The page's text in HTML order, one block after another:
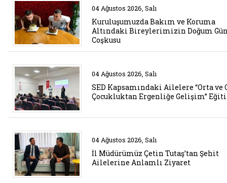
Belgeyi aç: haci salih ve mine
04 Ağustos 2026, Salı
Kuruluşumuzda Bakım ve Koruma
Altındaki Bireylerimizin Doğum
Coşkusu
Belgeyi aç: egitim 12
04 Ağustos 2026, Salı
SED Kapsamındaki Ailelere “Orta ve
Çocukluktan Ergenliğe Gelişim”
Belgeyi aç: sehit gazi ziyareti
04 Ağustos 2026, Salı
İl Müdürümüz Çetin Tutaş’tan Şehit
Ailelerine Anlamlı Ziyaret